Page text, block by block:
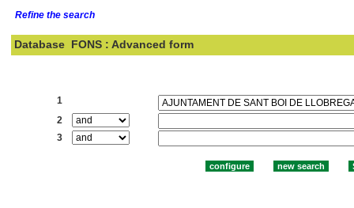
Refine the search
Database FONS : Advanced form
1
2
3